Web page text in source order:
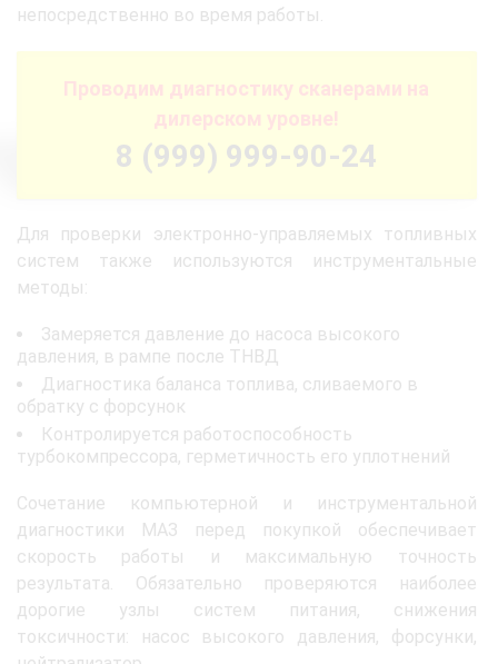
непосредственно во время работы.
Проводим диагностику сканерами на
дилерском уровне!
8 (999) 999-90-24
Для проверки электронно-управляемых топливных
систем также используются инструментальные
методы:
Замеряется давление до насоса высокого
давления, в рампе после ТНВД
Диагностика баланса топлива, сливаемого в
обратку с форсунок
Контролируется работоспособность
турбокомпрессора, герметичность его уплотнений
Сочетание компьютерной и инструментальной
диагностики МАЗ перед покупкой обеспечивает
скорость работы и максимальную точность
результата. Обязательно проверяются наиболее
дорогие узлы систем питания, снижения
токсичности: насос высокого давления, форсунки,